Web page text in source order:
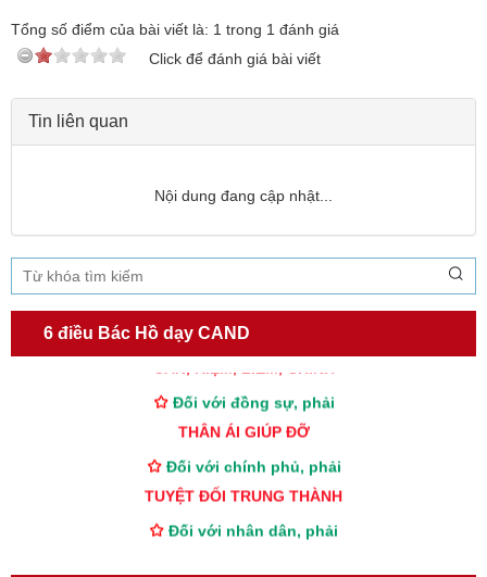
Tổng số điểm của bài viết là: 1 trong 1 đánh giá
Click để đánh giá bài viết
Tin liên quan
Nội dung đang cập nhật...
6 điều Bác Hồ dạy CAND
NGƯỜI CÔNG AN CÁCH MỆNH LÀ:
Đối với tự mình, phải
CẦN, KIỆM, LIÊM, CHÍNH
Đối với đồng sự, phải
THÂN ÁI GIÚP ĐỠ
Đối với chính phủ, phải
TUYỆT ĐỐI TRUNG THÀNH
Đối với nhân dân, phải